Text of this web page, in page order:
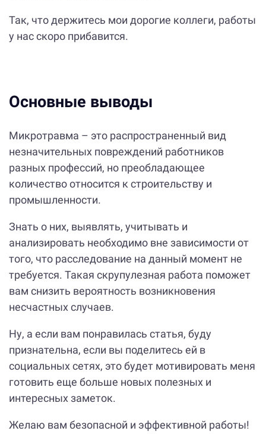
Так, что держитесь мои дорогие коллеги, работы
у нас скоро прибавится.
Основные выводы
Микротравма – это распространенный вид
незначительных повреждений работников
разных профессий, но преобладающее
количество относится к строительству и
промышленности.
Знать о них, выявлять, учитывать и
анализировать необходимо вне зависимости от
того, что расследование на данный момент не
требуется. Такая скрупулезная работа поможет
вам снизить вероятность возникновения
несчастных случаев.
Ну, а если вам понравилась статья, буду
признательна, если вы поделитесь ей в
социальных сетях, это будет мотивировать меня
готовить еще больше новых полезных и
интересных заметок.
Желаю вам безопасной и эффективной работы!